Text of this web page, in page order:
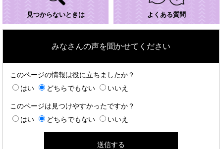
見つからないときは よくある質問
みなさんの声を聞かせてください
このページの情報は役に立ちましたか？
はい
どちらでもない いいえ
このページは見つけやすかったですか？
はい
どちらでもない いいえ